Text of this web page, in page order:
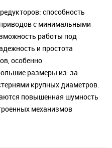
способность
с минимальными
работы под
и простота
особенно
размеры из-за
крупных диаметров.
повышенная шумность
механизмов